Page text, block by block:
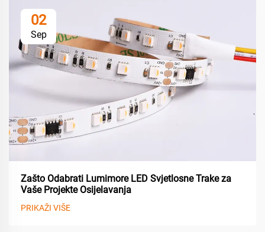
02
Sep
Zašto Odabrati Lumimore LED Svjetlosne Trake za
Vaše Projekte Osijelavanja
PRIKAŽI VIŠE